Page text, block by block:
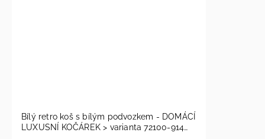
Bílý retro koš s bílým podvozkem - DOMÁCÍ
LUXUSNÍ KOČÁREK > varianta 72100-914